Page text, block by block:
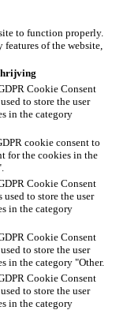
to function properly.
of the website,
Cookie Consent
to store the user
in the category
cookie consent to
for the cookies in the
Cookie Consent
to store the user
in the category
Cookie Consent
to store the user
in the category "Other.
Cookie Consent
to store the user
in the category